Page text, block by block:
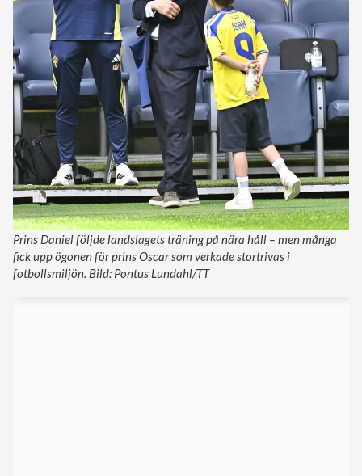
Prins Daniel följde landslagets träning på nära håll – men många
fick upp ögonen för prins Oscar som verkade stortrivas i
fotbollsmiljön. Bild: Pontus Lundahl/TT